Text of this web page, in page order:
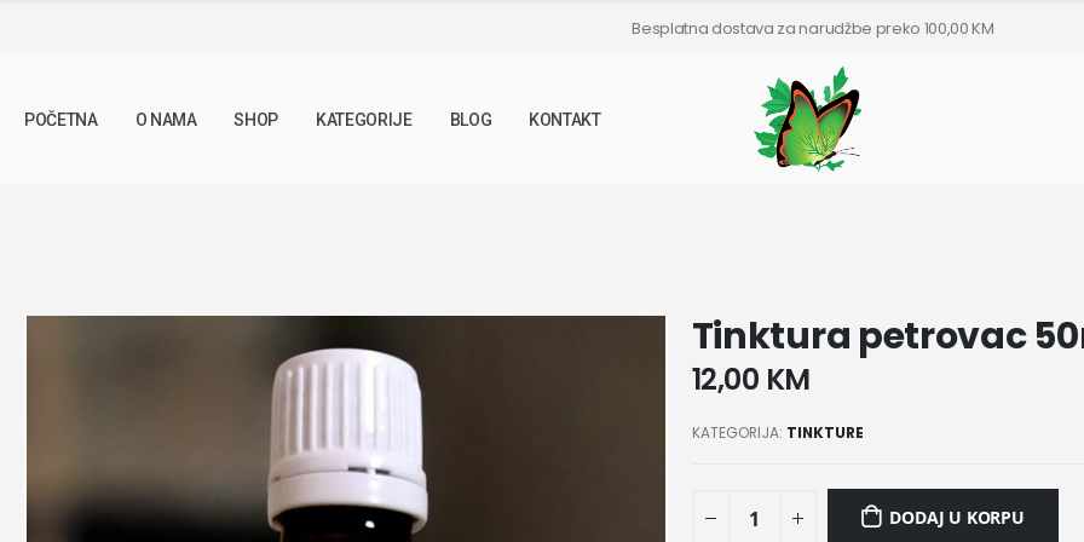
Besplatna dostava za narudžbe preko 100,00 KM
POČETNA O NAMA SHOP KATEGORIJE BLOG KONTAKT
Tinktura petrovac
12,00 KM
KATEGORIJA: TINKTURE
DODAJ U KORPU